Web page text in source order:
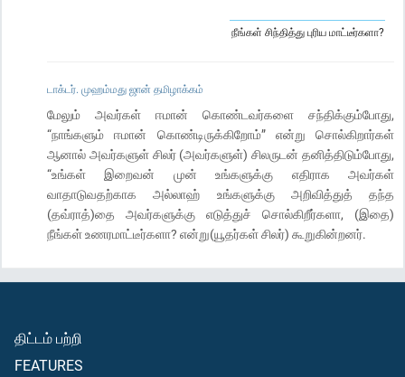
நீங்கள் சிந்தித்து புரிய மாட்டீர்களா?
டாக்டர். முஹம்மது ஜான் தமிழாக்கம்
மேலும் அவர்கள் ஈமான் கொண்டவர்களை சந்திக்கும்போது,
“நாங்களும் ஈமான் கொண்டிருக்கிறோம்” என்று சொல்கிறார்கள்
ஆனால் அவர்களுள் சிலர் (அவர்களுள்) சிலருடன் தனித்திடும்போது,
“உங்கள் இறைவன் முன் உங்களுக்கு எதிராக அவர்கள்
வாதாடுவதற்காக அல்லாஹ் உங்களுக்கு அறிவித்துத் தந்த
(தவ்ராத்)தை அவர்களுக்கு எடுத்துச் சொல்கிறீர்களா, (இதை)
நீங்கள் உணரமாட்டீர்களா? என்று(யூதர்கள் சிலர்) கூறுகின்றனர்.
திட்டம் பற்றி
FEATURES